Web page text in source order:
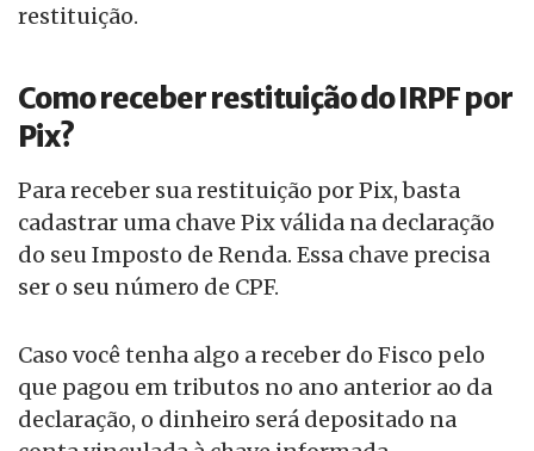
restituição.
Como receber restituição do IRPF por
Pix?
Para receber sua restituição por Pix, basta
cadastrar uma chave Pix válida na declaração
do seu Imposto de Renda. Essa chave precisa
ser o seu número de CPF.
Caso você tenha algo a receber do Fisco pelo
que pagou em tributos no ano anterior ao da
declaração, o dinheiro será depositado na